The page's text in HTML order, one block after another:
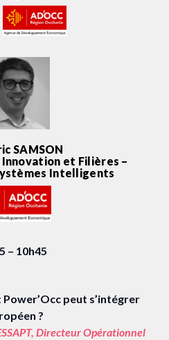
SAMSON
Innovation et Filières –
Intelligents
– 10h45
peut s’intégrer
?
Directeur Opérationnel